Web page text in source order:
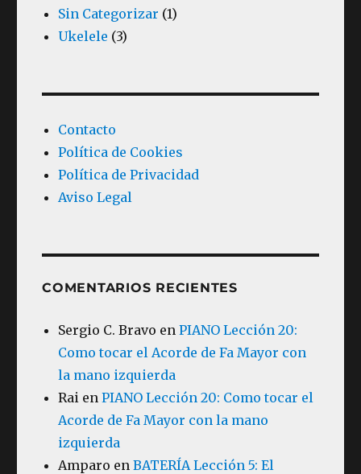
Sin Categorizar (1)
Ukelele (3)
Contacto
Política de Cookies
Política de Privacidad
Aviso Legal
COMENTARIOS RECIENTES
Sergio C. Bravo enPIANO Lección 20:
Como tocar el Acorde de Fa Mayor con
la mano izquierda
Rai enPIANO Lección 20: Como tocar el
Acorde de Fa Mayor con la mano
izquierda
Amparo enBATERÍA Lección 5: El